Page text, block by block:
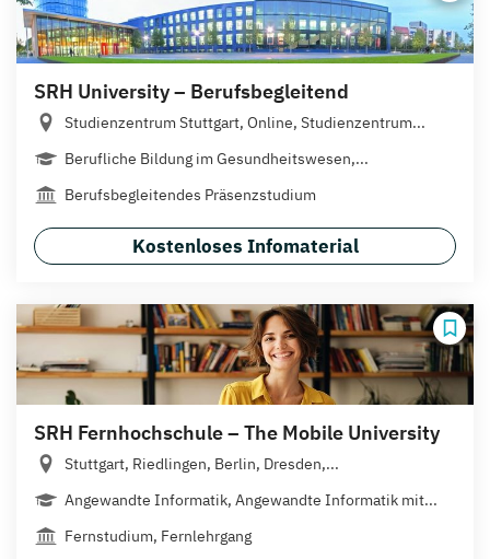
SRH University – Berufsbegleitend
Studienzentrum Stuttgart, Online, Studienzentrum...
Berufliche Bildung im Gesundheitswesen,...
Berufsbegleitendes Präsenzstudium
Kostenloses Infomaterial
SRH Fernhochschule – The Mobile University
Stuttgart, Riedlingen, Berlin, Dresden,...
Angewandte Informatik, Angewandte Informatik mit...
Fernstudium, Fernlehrgang